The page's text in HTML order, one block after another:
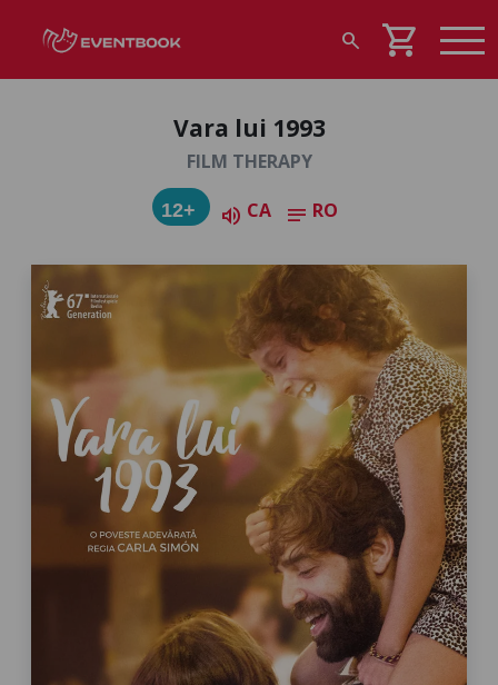
search shopping_cart
Vara lui 1993
FILM THERAPY
12+ volume_up CA notes RO